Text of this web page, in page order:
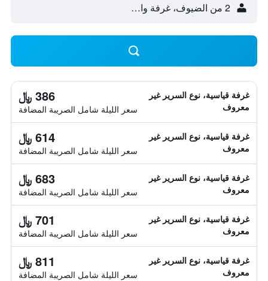
2 من الضيوف، غرفة واحدة
غرفة قياسية، نوع السرير غير
معروف
386 ﷼
سعر الليلة شامل الصريبة المضافة
غرفة قياسية، نوع السرير غير
معروف
614 ﷼
سعر الليلة شامل الصريبة المضافة
غرفة قياسية، نوع السرير غير
معروف
683 ﷼
سعر الليلة شامل الصريبة المضافة
غرفة قياسية، نوع السرير غير
معروف
701 ﷼
سعر الليلة شامل الصريبة المضافة
غرفة قياسية، نوع السرير غير
معروف
811 ﷼
سعر الليلة شامل الصريبة المضافة